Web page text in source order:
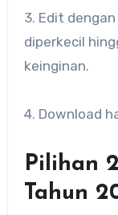
3. Edit
diperkecil
keinginan.
4. Download
Pilihan
Tahun